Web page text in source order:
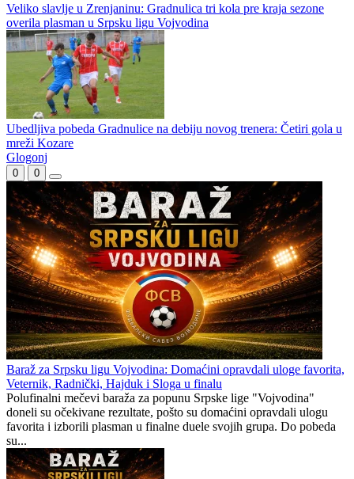
Veliko slavlje u Zrenjaninu: Gradnulica tri kola pre kraja sezone
overila plasman u Srpsku ligu Vojvodina
Ubedljiva pobeda Gradnulice na debiju novog trenera: Četiri gola u
mreži Kozare
Glogonj
0 0
Baraž za Srpsku ligu Vojvodina: Domaćini opravdali uloge favorita,
Veternik, Radnički, Hajduk i Sloga u finalu
Polufinalni mečevi baraža za popunu Srpske lige "Vojvodina"
doneli su očekivane rezultate, pošto su domaćini opravdali ulogu
favorita i izborili plasman u finalne duele svojih grupa. Do pobeda
su...